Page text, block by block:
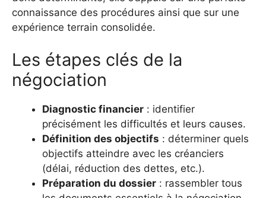
connaissance des procédures ainsi que sur une
expérience terrain consolidée.
Les étapes clés de la
négociation
Diagnostic financier : identifier
précisément les difficultés et leurs causes.
Définition des objectifs : déterminer quels
objectifs atteindre avec les créanciers
(délai, réduction des dettes, etc.).
Préparation du dossier : rassembler tous